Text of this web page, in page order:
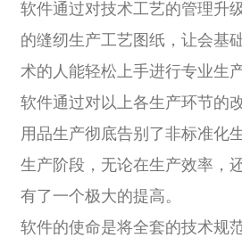
软件通过对技术工艺的管理升
的缝纫生产工艺图纸，让会基
术的人能轻松上手进行专业生产
软件通过对以上各生产环节的
用品生产彻底告别了非标准化
生产阶段，无论在生产效率，
有了一个极大的提高。
软件的使命是将全套的技术规